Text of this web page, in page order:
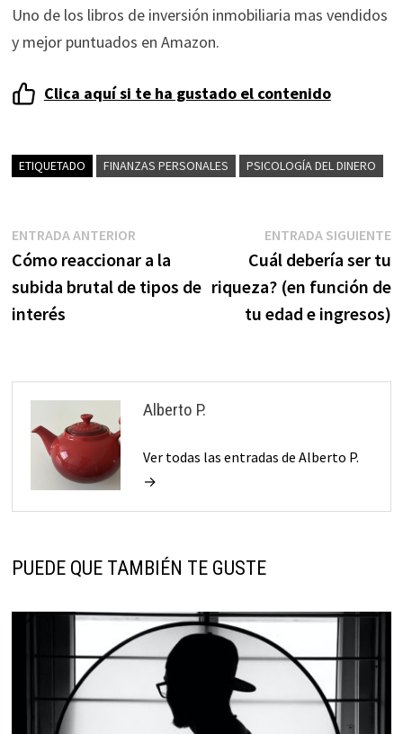
Uno de los libros de inversión inmobiliaria mas vendidos
y mejor puntuados en Amazon.
Clica aquí si te ha gustado el contenido
ETIQUETADO FINANZAS PERSONALES PSICOLOGÍA DEL DINERO
Navegación
de
entradas
ENTRADA ANTERIOREntrada
anterior:
Cómo reaccionar a la
subida brutal de tipos de
interés
ENTRADA SIGUIENTE
Cuál debería ser tu
riqueza? (en función de
tu edad e ingresos)
Alberto P.
Ver todas las entradas de Alberto P.
→
PUEDE QUE TAMBIÉN TE GUSTE